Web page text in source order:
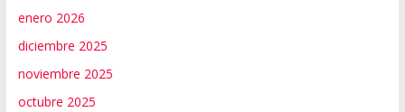
enero 2026
diciembre 2025
noviembre 2025
octubre 2025